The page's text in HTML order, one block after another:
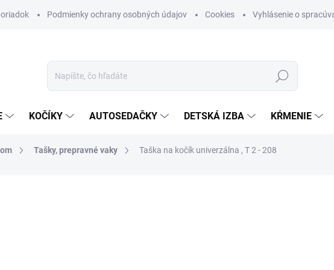
Podmienky ochrany osobných údajov Cookies Vyhlásenie o
Hľadať
KOČÍKY AUTOSEDAČKY DETSKÁ IZBA KŔMENIE
Tašky, prepravné vaky Taška na kočík univerzálna , T 2 - 208